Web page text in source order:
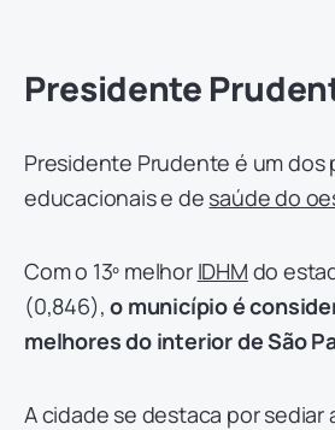
Presidente
Presidente Prudente é um dos
educacionais e de saúde do
Com o 13º melhor IDHM do
(0,846),o município é
melhores do interior de São
A cidade se destaca por sediar